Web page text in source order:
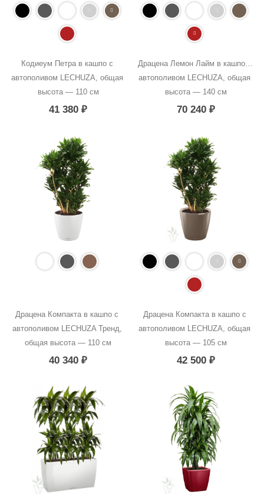
Кодиеум Петра в кашпо с
автополивом LECHUZA, общая
высота — 110 см
41 380₽
Драцена Лемон Лайм в кашпо с
автополивом LECHUZA, общая
высота — 140 см
70 240 ₽
Драцена Компакта в кашпо с
автополивом LECHUZA Тренд,
общая высота — 110 см
40 340₽
Драцена Компакта в кашпо с
автополивом LECHUZA, общая
высота — 105 см
42 500 ₽